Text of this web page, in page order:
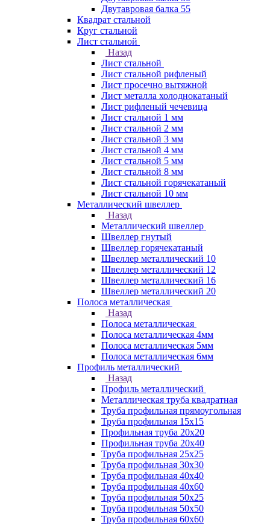
Двутавровая балка 55
Квадрат стальной
Круг стальной
Лист стальной
Назад
Лист стальной
Лист стальной рифленый
Лист просечно вытяжной
Лист металла холоднокатаный
Лист рифленый чечевица
Лист стальной 1 мм
Лист стальной 2 мм
Лист стальной 3 мм
Лист стальной 4 мм
Лист стальной 5 мм
Лист стальной 8 мм
Лист стальной горячекатаный
Лист стальной 10 мм
Металлический швеллер
Назад
Металлический швеллер
Швеллер гнутый
Швеллер горячекатаный
Швеллер металлический 10
Швеллер металлический 12
Швеллер металлический 16
Швеллер металлический 20
Полоса металлическая
Назад
Полоса металлическая
Полоса металлическая 4мм
Полоса металлическая 5мм
Полоса металлическая 6мм
Профиль металлический
Назад
Профиль металлический
Металлическая труба квадратная
Труба профильная прямоугольная
Труба профильная 15х15
Профильная труба 20х20
Профильная труба 20х40
Труба профильная 25х25
Труба профильная 30x30
Труба профильная 40х40
Труба профильная 40х60
Труба профильная 50х25
Труба профильная 50х50
Труба профильная 60x60